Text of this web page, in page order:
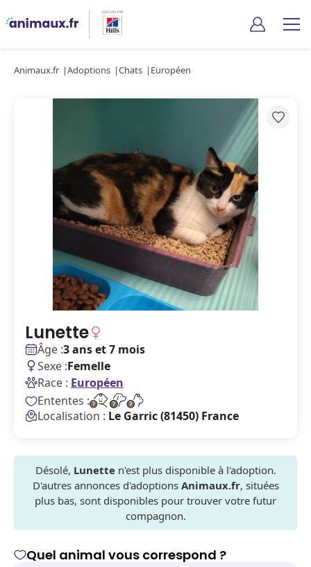
Animaux.fr Adoptions Chats Européen
Lunette
Âge :3 ans et 7 mois
Sexe :Femelle
Race : Européen
Ententes :
Localisation : Le Garric (81450) France
Désolé, Lunetten'est plus disponible à l'adoption.
D'autres annonces d'adoptions Animaux.fr, situées
plus bas, sont disponibles pour trouver votre futur
compagnon.
Quel animal vous correspond ?